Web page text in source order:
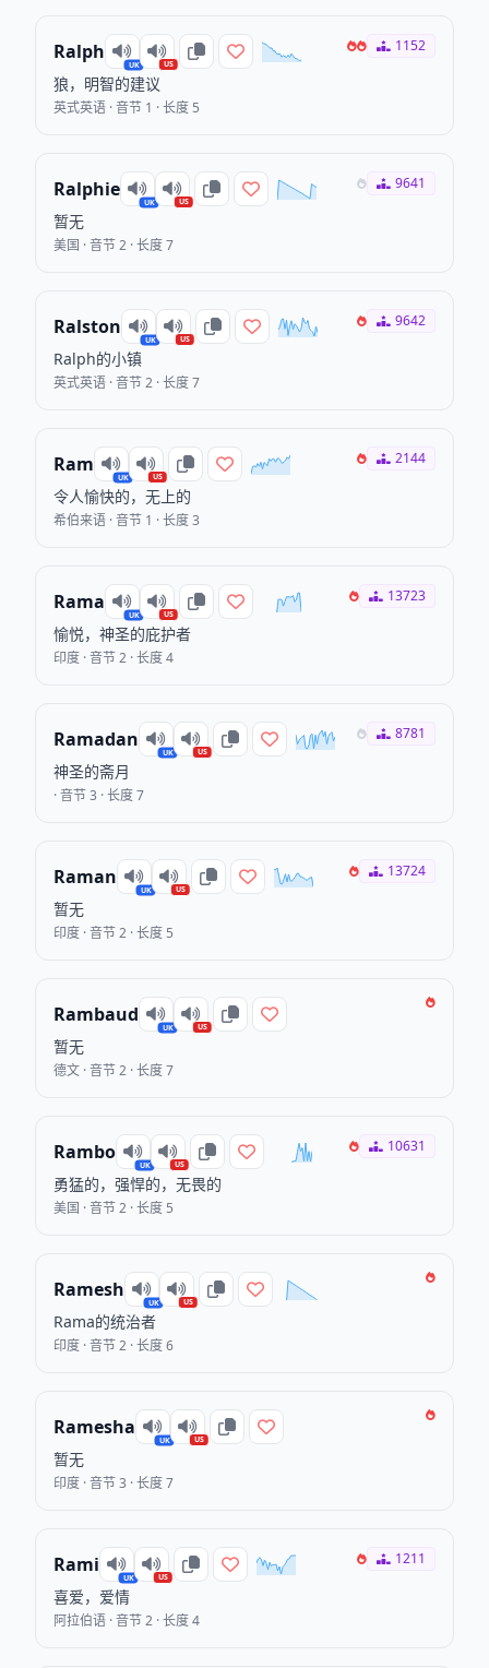
Ralph
UK US
狼，明智的建议
英式英语 · 音节 1 · 长度 5
1152
Ralphie
UK US
暂无
美国 · 音节 2 · 长度 7
9641
Ralston
UK US
Ralph的小镇
英式英语 · 音节 2 · 长度 7
9642
Ram
UK US
令人愉快的，无上的
希伯来语 · 音节 1 · 长度 3
2144
Rama
UK US
愉悦，神圣的庇护者
印度 · 音节 2 · 长度 4
13723
Ramadan
UK US
神圣的斋月
· 音节 3 · 长度 7
8781
Raman
UK US
暂无
印度 · 音节 2 · 长度 5
13724
Rambaud
UK US
暂无
德文 · 音节 2 · 长度 7
Rambo
UK US
勇猛的，强悍的，无畏的
美国 · 音节 2 · 长度 5
10631
Ramesh
UK US
Rama的统治者
印度 · 音节 2 · 长度 6
Ramesha
UK US
暂无
印度 · 音节 3 · 长度 7
Rami
UK US
喜爱，爱情
阿拉伯语 · 音节 2 · 长度 4
1211